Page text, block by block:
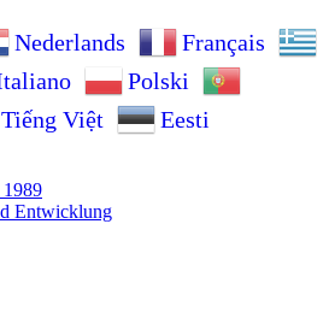
Nederlands
Français
Polski
Tiếng Việt Eesti
1989
Entwicklung